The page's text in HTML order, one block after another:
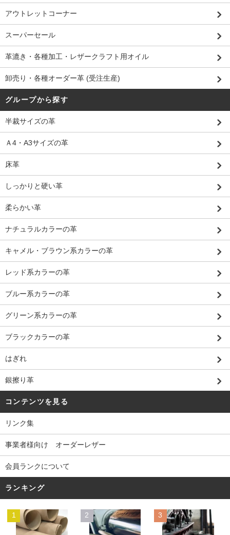
アウトレットコーナー
スーパーセール
革漉き・各種加工・レザークラフト用オイル
卸売り・各種オーダー革 (受注生産)
グループから探す
半裁サイズの革
Ａ4・A3サイズの革
床革
しっかりと硬い革
柔らかい革
ナチュラルカラーの革
キャメル・ブラウン系カラーの革
レッド系カラーの革
ブルー系カラーの革
グリーン系カラーの革
ブラックカラーの革
はぎれ
銀擦り革
コンテンツを見る
リンク集
事業者様向け オーダーレザー
会員ランクについて
ランキング
1 2 3